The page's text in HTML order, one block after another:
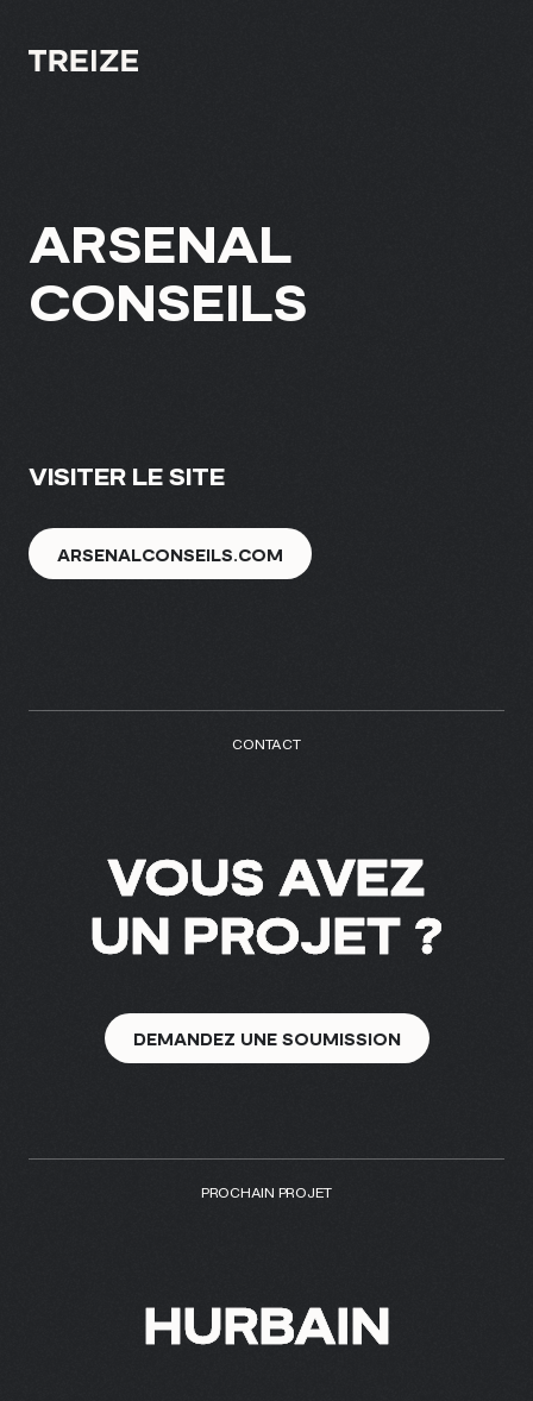
À PROPOS
EXPERTISE
BLOGUE
info@treize.pro
ARSENAL
CONSEILS
VISITER LE SITE
ARSENALCONSEILS.COM
CONTACT
VOUS AVEZ
UN PROJET ?
DEMANDEZ UNE SOUMISSION
PROCHAIN PROJET
HURBAIN